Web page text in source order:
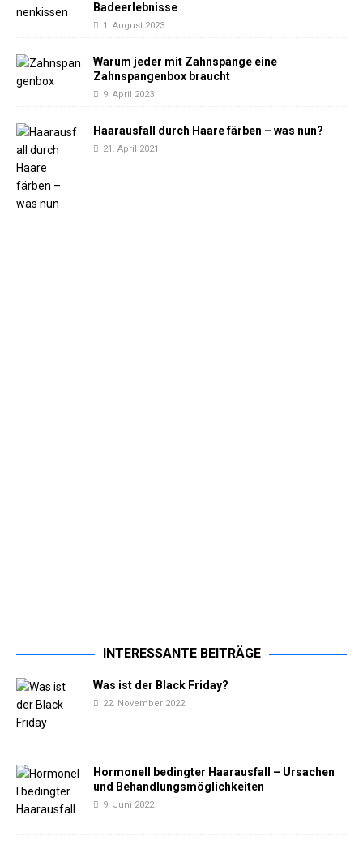
Badeerlebnisse
1. August 2023
Warum jeder mit Zahnspange eine
Zahnspangenbox braucht
9. April 2023
Haarausfall durch Haare färben – was nun?
21. April 2021
INTERESSANTE BEITRÄGE
Was ist der Black Friday?
22. November 2022
Hormonell bedingter Haarausfall – Ursachen
und Behandlungsmöglichkeiten
9. Juni 2022